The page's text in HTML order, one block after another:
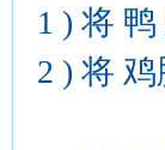
1 ) 将
2 ) 将